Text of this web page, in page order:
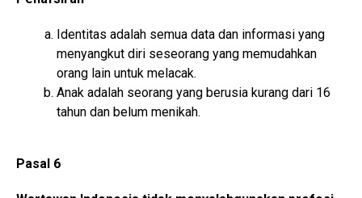
Identitas adalah semua data dan informasi yang
menyangkut diri seseorang yang memudahkan
orang lain untuk melacak.
Anak adalah seorang yang berusia kurang dari 16
tahun dan belum menikah.
Pasal 6